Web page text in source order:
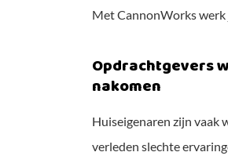
Met CannonWorks werk
Opdrachtgevers
nakomen
Huiseigenaren zijn vaak
verleden slechte